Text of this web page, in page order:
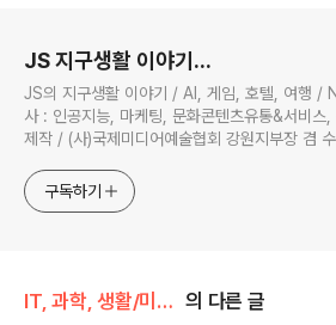
JS 지구생활 이야기...
JS의 지구생활 이야기 / AI, 게임, 호텔, 여행 / NCS 확인강
사 : 인공지능, 마케팅, 문화콘텐츠유통&서비스,
제작 / (사)국제미디어예술협회 강원지부장 겸
구독하기
IT, 과학, 생활/미세먼지, 생활 의 다른 글